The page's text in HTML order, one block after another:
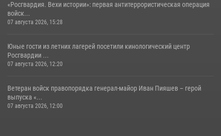
«Росгвардия. Вехи истории»: первая антитеррористическая операция
войск...
07 августа 2026, 15:28
Юные гости из летних лагерей посетили кинологический центр
Росгвардии ...
07 августа 2026, 12:20
Ветеран войск правопорядка генерал-майор Иван Пияшев – герой
выпуска «...
07 августа 2026, 12:00